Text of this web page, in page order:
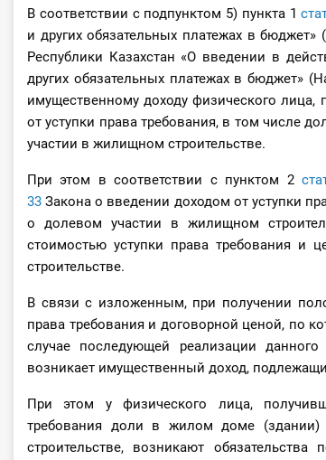
В соответствии с подпунктом 5) пункта 1
и других обязательных платежах в
Республики Казахстан «О введении в
других обязательных платежах в бюджет»
имущественному доходу физического
от уступки права требования, в том числе
участии в жилищном строительстве.
При этом в соответствии с пунктом 2
33 Закона о введении доходом от уступки
о долевом участии в жилищном
стоимостью уступки права требования и
строительстве.
В связи с изложенным, при получении
права требования и договорной ценой, по
случае последующей реализации
возникает имущественный доход,
При этом у физического лица,
требования доли в жилом доме
строительстве, возникают